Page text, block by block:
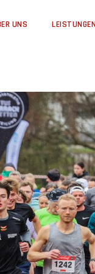
UNS LEISTUNGEN